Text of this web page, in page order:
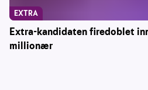
Extra-kandidaten firedoblet
millionær
EXTRA